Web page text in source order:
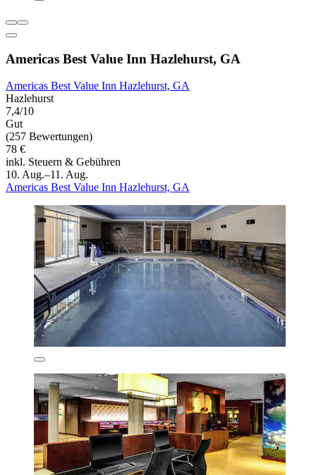
Americas Best Value Inn Hazlehurst, GA
Americas Best Value Inn Hazlehurst, GA
Hazlehurst
7,4/10
Gut
(257 Bewertungen)
78 €
inkl. Steuern & Gebühren
10. Aug.–11. Aug.
Americas Best Value Inn Hazlehurst, GA